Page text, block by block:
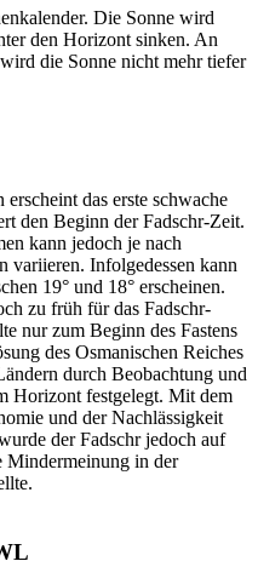
Die Sonne wird
den Horizont sinken. An
die Sonne nicht mehr tiefer
das erste schwache
den Beginn der Fadschr-Zeit.
kann jedoch je nach
variieren. Infolgedessen kann
19° und 18° erscheinen.
zu früh für das Fadschr-
nur zum Beginn des Fastens
des Osmanischen Reiches
durch Beobachtung und
Horizont festgelegt. Mit dem
und der Nachlässigkeit
der Fadschr jedoch auf
Mindermeinung in der